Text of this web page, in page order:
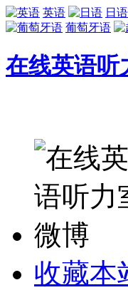
英语 日语
葡萄牙语
在线英语听
收藏本